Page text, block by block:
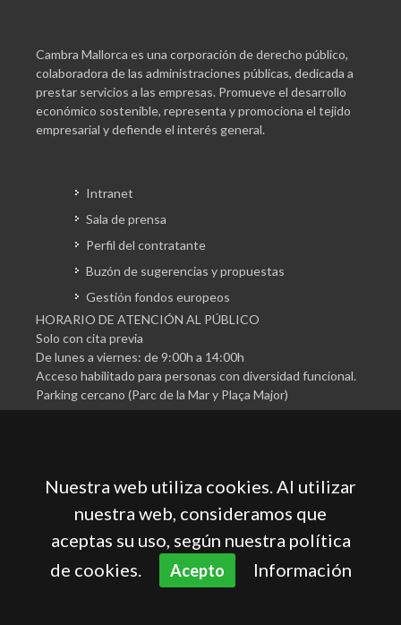
Cambra Mallorca es una corporación de derecho público,
colaboradora de las administraciones públicas, dedicada a
prestar servicios a las empresas. Promueve el desarrollo
económico sostenible, representa y promociona el tejido
empresarial y defiende el interés general.
Intranet
Sala de prensa
Perfil del contratante
Buzón de sugerencias y propuestas
Gestión fondos europeos
HORARIO DE ATENCIÓN AL PÚBLICO
Solo con cita previa
De lunes a viernes: de 9:00h a 14:00h
Acceso habilitado para personas con diversidad funcional.
Parking cercano (Parc de la Mar y Plaça Major)
Cámara Oficial de Comercio, Industria, Servicios y
Navegación de Mallorca
Política de privacidad
Nuestra web utiliza cookies. Al utilizar
nuestra web, consideramos que
aceptas su uso, según nuestra política
de cookies.
Acepto Información